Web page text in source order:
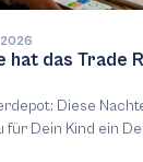
2026
hat das Trade
Diese
für Dein Kind ein